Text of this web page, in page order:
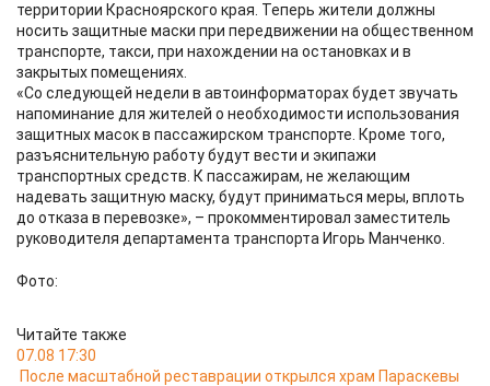
территории Красноярского края. Теперь жители должны
носить защитные маски при передвижении на общественном
транспорте, такси, при нахождении на остановках и в
закрытых помещениях.
«Со следующей недели в автоинформаторах будет звучать
напоминание для жителей о необходимости использования
защитных масок в пассажирском транспорте. Кроме того,
разъяснительную работу будут вести и экипажи
транспортных средств. К пассажирам, не желающим
надевать защитную маску, будут приниматься меры, вплоть
до отказа в перевозке», – прокомментировал заместитель
руководителя департамента транспорта Игорь Манченко.
Фото:
Читайте также
07.08 17:30
После масштабной реставрации открылся храм Параскевы